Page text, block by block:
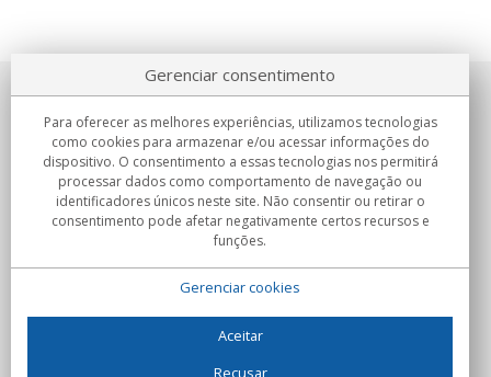
Sobre nosotros
Compromissos
Compras
Gerenciar consentimento
Para oferecer as melhores experiências, utilizamos tecnologias
como cookies para armazenar e/ou acessar informações do
dispositivo. O consentimento a essas tecnologias nos permitirá
processar dados como comportamento de navegação ou
identificadores únicos neste site. Não consentir ou retirar o
consentimento pode afetar negativamente certos recursos e
funções.
Gerenciar cookies
Aceitar
Recusar